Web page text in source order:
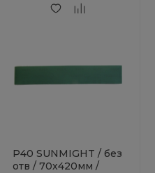
P40 SUNMIGHT / без
отв / 70х420мм /